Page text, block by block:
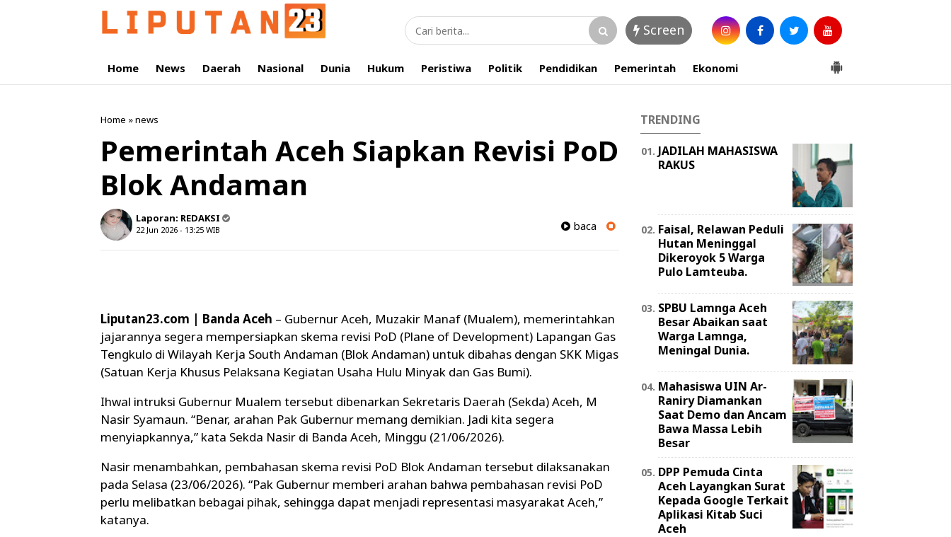
Screen
Home News Daerah Nasional Dunia Hukum Peristiwa Politik Pendidikan Pemerintah Ekonomi
Home »news
Pemerintah Aceh Siapkan Revisi PoD
Blok Andaman
Laporan: REDAKSI
22 Jun 2026 - 13:25 WIB baca
Liputan23.com | Banda Aceh – Gubernur Aceh, Muzakir Manaf (Mualem), memerintahkan
jajarannya segera mempersiapkan skema revisi PoD (Plane of Development) Lapangan Gas
Tengkulo di Wilayah Kerja South Andaman (Blok Andaman) untuk dibahas dengan SKK Migas
(Satuan Kerja Khusus Pelaksana Kegiatan Usaha Hulu Minyak dan Gas Bumi).
Ihwal intruksi Gubernur Mualem tersebut dibenarkan Sekretaris Daerah (Sekda) Aceh, M
Nasir Syamaun. “Benar, arahan Pak Gubernur memang demikian. Jadi kita segera
menyiapkannya,” kata Sekda Nasir di Banda Aceh, Minggu (21/06/2026).
Nasir menambahkan, pembahasan skema revisi PoD Blok Andaman tersebut dilaksanakan
pada Selasa (23/06/2026). “Pak Gubernur memberi arahan bahwa pembahasan revisi PoD
perlu melibatkan bebagai pihak, sehingga dapat menjadi representasi masyarakat Aceh,”
katanya.
TRENDING
JADILAH MAHASISWA
RAKUS
Faisal, Relawan Peduli
Hutan Meninggal
Dikeroyok 5 Warga
Pulo Lamteuba.
SPBU Lamnga Aceh
Besar Abaikan saat
Warga Lamnga,
Meningal Dunia.
Mahasiswa UIN Ar-
Raniry Diamankan
Saat Demo dan Ancam
Bawa Massa Lebih
Besar
DPP Pemuda Cinta
Aceh Layangkan Surat
Kepada Google Terkait
Aplikasi Kitab Suci
Aceh